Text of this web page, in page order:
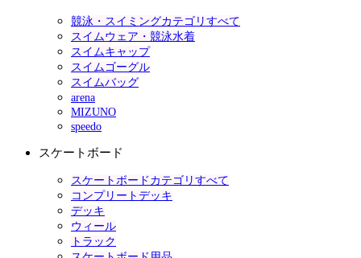
競泳・スイミングカテゴリすべて
スイムウェア・競泳水着
スイムキャップ
スイムゴーグル
スイムバッグ
arena
MIZUNO
speedo
スケートボード
スケートボードカテゴリすべて
コンプリートデッキ
デッキ
ウィール
トラック